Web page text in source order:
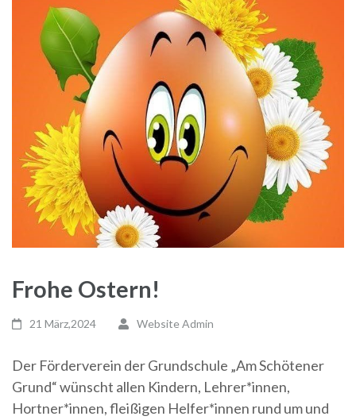
Frohe Ostern!
21 März,2024 Website Admin
Der Förderverein der Grundschule „Am Schötener
Grund“ wünscht allen Kindern, Lehrer*innen,
Hortner*innen, fleißigen Helfer*innen rund um und